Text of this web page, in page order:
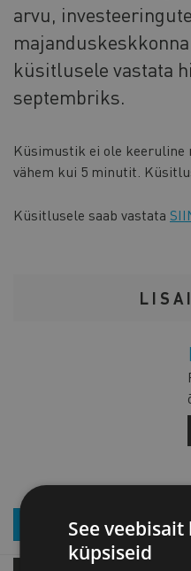
arvu,
küsitlusele vastata
septembriks.
Küsimustik ei ole keeruline
vähem kui 5 minutit.
Küsitlusele saab vastata
LIITU UUDISKIRJAGA
See veebisait
küpsiseid